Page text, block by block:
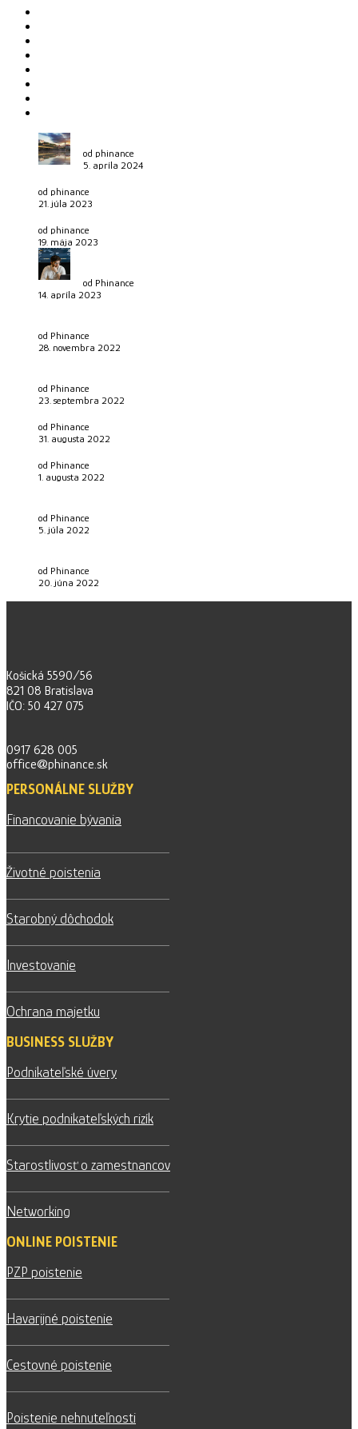
od phinance
5. apríla 2024
od phinance
21. júla 2023
od phinance
19. mája 2023
od Phinance
14. apríla 2023
od Phinance
28. novembra 2022
od Phinance
23. septembra 2022
od Phinance
31. augusta 2022
od Phinance
1. augusta 2022
od Phinance
5. júla 2022
od Phinance
20. júna 2022
Košická 5590/56
821 08 Bratislava
IČO: 50 427 075
0917 628 005
office@phinance.sk
PERSONÁLNE SLUŽBY
Financovanie bývania
Životné poistenia
Starobný dôchodok
Investovanie
Ochrana majetku
BUSINESS SLUŽBY
Podnikateľské úvery
Krytie podnikateľských rizík
Starostlivosť o zamestnancov
Networking
ONLINE POISTENIE
PZP poistenie
Havarijné poistenie
Cestovné poistenie
Poistenie nehnuteľnosti